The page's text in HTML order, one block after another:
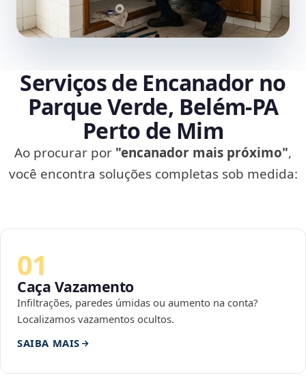
Serviços de Encanador no
Parque Verde, Belém‑PA
Perto de Mim
Ao procurar por "encanador mais próximo",
você encontra soluções completas sob medida:
01
Caça Vazamento
Infiltrações, paredes úmidas ou aumento na conta?
Localizamos vazamentos ocultos.
SAIBA MAIS